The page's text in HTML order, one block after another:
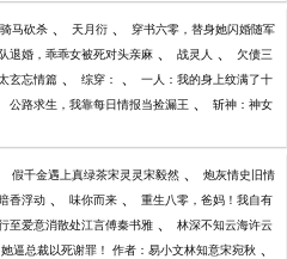
马砍杀 、 天月衍 、 穿书六零，替身她闪婚随军
退婚，乖乖女被死对头亲麻 、 战灵人 、 欠债三
玄忘情篇 、 综穿： 、 一人：我的身上纹满了十
公路求生，我靠每日情报当捡漏王 、 斩神：神女
假千金遇上真绿茶宋灵灵宋毅然 、 炮灰情史旧情
香浮动 、 味你而来 、 重生八零，爸妈！我自有
至爱意消散处江言傅秦书雅 、 林深不知云海许云
她逼总裁以死谢罪！ 作者：易小文林知意宋宛秋 、